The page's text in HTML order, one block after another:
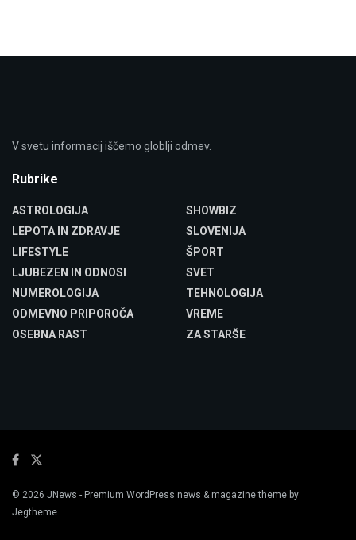
V svetu informacij iščemo globlji odmev.
Rubrike
ASTROLOGIJA
LEPOTA IN ZDRAVJE
LIFESTYLE
LJUBEZEN IN ODNOSI
NUMEROLOGIJA
ODMEVNO PRIPOROČA
OSEBNA RAST
SHOWBIZ
SLOVENIJA
ŠPORT
SVET
TEHNOLOGIJA
VREME
ZA STARŠE
© 2026 JNews - Premium WordPress news & magazine theme by
Jegtheme.